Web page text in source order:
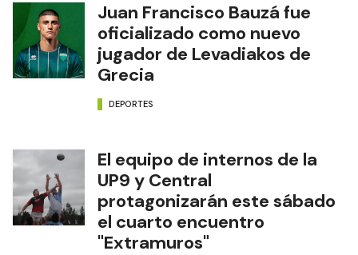
Juan Francisco Bauzá fue
oficializado como nuevo
jugador de Levadiakos de
Grecia
DEPORTES
El equipo de internos de la
UP9 y Central
protagonizarán este sábado
el cuarto encuentro
"Extramuros"